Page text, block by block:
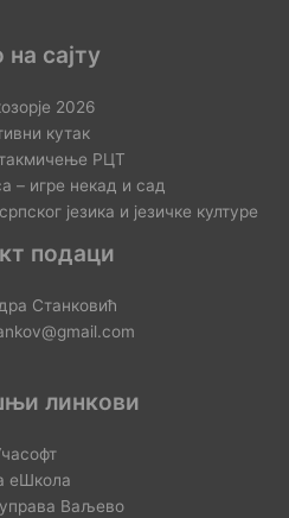
сајту
2026
кутак
РЦТ
– игре некад и сад
језика и језичке културе
подаци
Станковић
линкови
еШкола
Ваљево